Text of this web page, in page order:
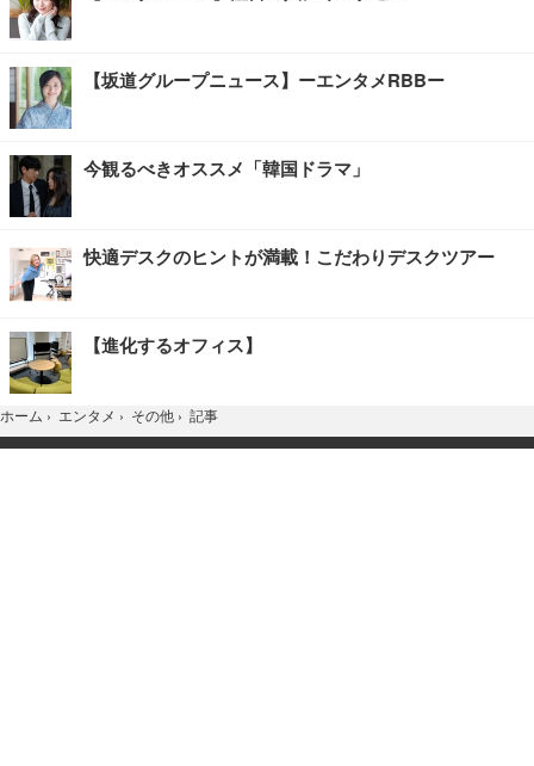
【坂道グループニュース】ーエンタメRBBー
今観るべきオススメ「韓国ドラマ」
快適デスクのヒントが満載！こだわりデスクツアー
【進化するオフィス】
ホーム › エンタメ › その他 › 記事